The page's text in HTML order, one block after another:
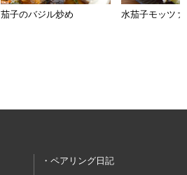
茄子のバジル炒め 水茄子モッツァ
ペアリング日記